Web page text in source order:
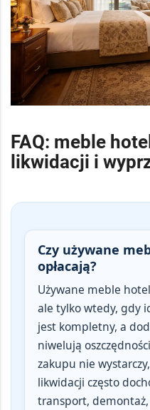
FAQ: meble
likwidacji i
Czy używane
opłacają?
Używane meble
ale tylko wtedy, gdy
jest kompletny, a
niwelują
zakupu nie
likwidacji często
transport, demontaż,